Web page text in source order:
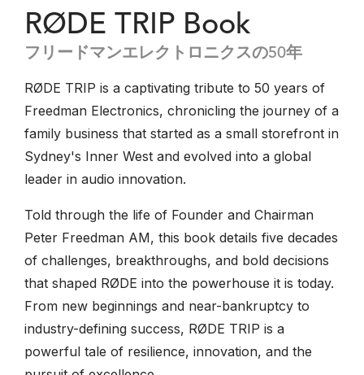
RØDE TRIP Book
フリードマンエレクトロニクスの50年
RØDE TRIP is a captivating tribute to 50 years of
Freedman Electronics, chronicling the journey of a
family business that started as a small storefront in
Sydney's Inner West and evolved into a global
leader in audio innovation.
Told through the life of Founder and Chairman
Peter Freedman AM, this book details five decades
of challenges, breakthroughs, and bold decisions
that shaped RØDE into the powerhouse it is today.
From new beginnings and near-bankruptcy to
industry-defining success, RØDE TRIP is a
powerful tale of resilience, innovation, and the